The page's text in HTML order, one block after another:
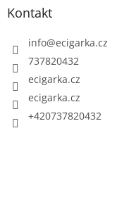
Kontakt
info@ecigarka.cz
737820432
ecigarka.cz
ecigarka.cz
+420737820432